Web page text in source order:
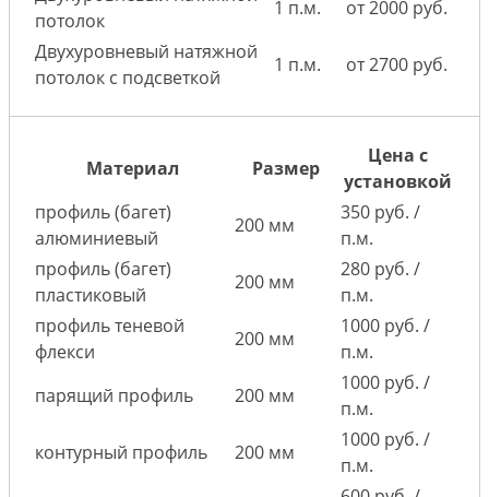
потолок
1 п.м.
от 2000 руб.
Двухуровневый натяжной
потолок с подсветкой
1 п.м. от 2700 руб.
Материал Размер
Цена с
установкой
профиль (багет)
алюминиевый
200 мм
350 руб. /
п.м.
профиль (багет)
пластиковый
200 мм
280 руб. /
п.м.
профиль теневой
флекси
200 мм
1000 руб. /
п.м.
парящий профиль
200 мм
1000 руб. /
п.м.
контурный профиль
200 мм
1000 руб. /
п.м.